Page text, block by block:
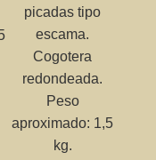
picadas tipo
escama.
Cogotera
redondeada.
Peso
aproximado: 1,5
kg.